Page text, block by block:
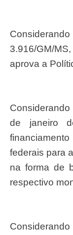
Considerando o disposto na Portaria nº
3.916/GM/
aprova a
Considerando a Portaria nº 204/GM/MS, de 29
de janeiro
federais para
na forma de
respectivo
Considerando a Portaria nº 3.176/GM/MS, de